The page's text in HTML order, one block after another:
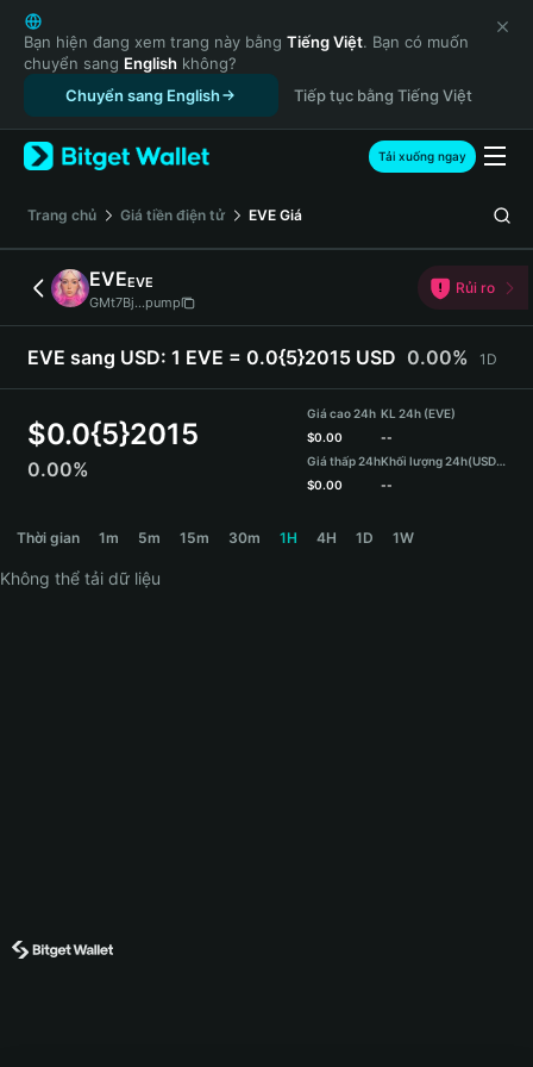
English
日本語
Tiếng Việt
Русский
Español (Latinoamérica)
Türkçe
Français
Deutsch
简体中文
繁體中文
Português (Portugal)
Bahasa Indonesia
ภาษาไทย
Español
Español (Argentina)
Bạn hiện đang xem trang này bằng Tiếng Việt. Bạn có muốn
chuyển sang English không?
Chuyển sang English
Tiếp tục bằng Tiếng Việt
Tải xuống ngay
‌Trang chủ Giá tiền điện tử EVE Giá
EVEEVE
GMt7Bj...pump
Rủi ro
EVE sang USD: 1 EVE = 0.0{5}2015 USD 0.00% 1D
$0.0{5}2015
0.00%
Giá cao 24h
$0.00
Giá thấp 24h
$0.00
KL 24h (EVE)
--
Khối lượng 24h(USDT)
--
Thời gian 1m 5m 15m 30m 1H 4H 1D 1W
Không thể tải dữ liệu